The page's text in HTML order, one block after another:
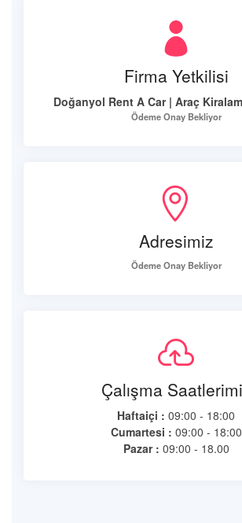
Firma Yetkilisi
Doğanyol Rent A Car | Araç
Ödeme Onay Bekliyor
Adresimiz
Ödeme Onay Bekliyor
Çalışma
Haftaiçi : 09:00 - 18:00
Cumartesi : 09:00 - 18:00
Pazar : 09:00 - 18.00